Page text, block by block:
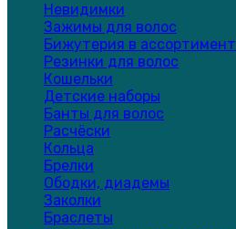
Невидимки
Зажимы для волос
Бижутерия в
Резинки для волос
Кошельки
Детские наборы
Банты для волос
Расчёски
Кольца
Брелки
Ободки, диадемы
Заколки
Браслеты